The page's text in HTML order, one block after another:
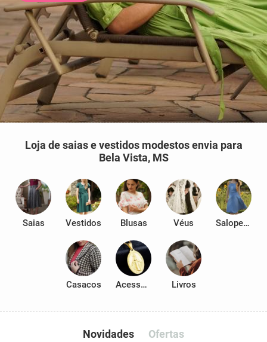
Loja de saias e vestidos modestos envia para
Bela Vista, MS
Saias Vestidos Blusas Véus Salopetes
Casacos Acessórios Livros
Novidades Ofertas